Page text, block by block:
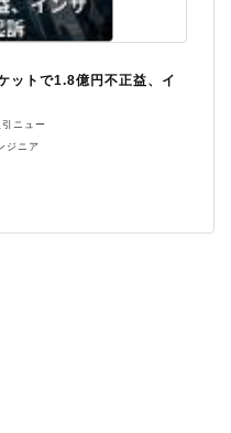
ットで1.8億円不正益、イ
ニュー
ジニア